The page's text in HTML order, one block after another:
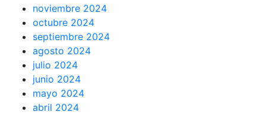
noviembre 2024
octubre 2024
septiembre 2024
agosto 2024
julio 2024
junio 2024
mayo 2024
abril 2024